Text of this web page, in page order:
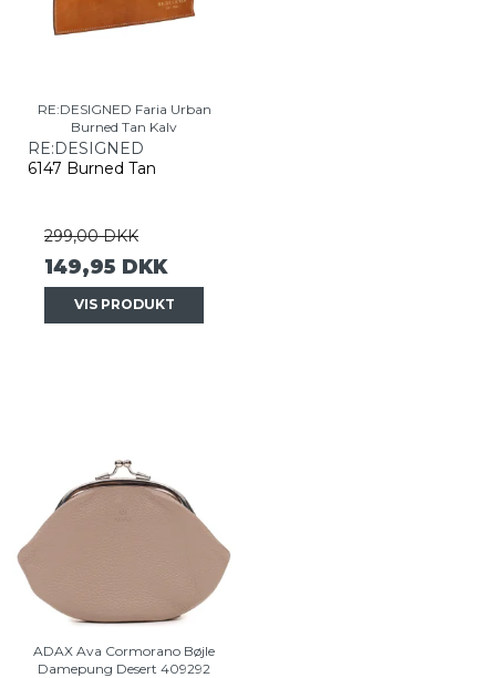
RE:DESIGNED Faria Urban
Burned Tan Kalv
RE:DESIGNED
6147 Burned Tan
299,00 DKK
149,95 DKK
VIS PRODUKT
ADAX Ava Cormorano Bøjle
Damepung Desert 409292